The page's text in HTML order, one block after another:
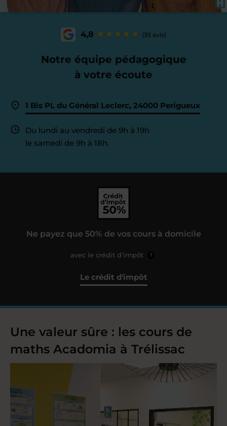
4,8 (35 avis)
Notre équipe pédagogique
à votre écoute
1 Bis PL du Général Leclerc, 24000 Perigueux
Du lundi au vendredi de 9h à 19h
le samedi de 9h à 18h.
Ne payez que 50% de vos cours à domicile
avec le crédit d’impôt ?
Le crédit d'impôt
Une valeur sûre : les cours de
maths Acadomia à Trélissac